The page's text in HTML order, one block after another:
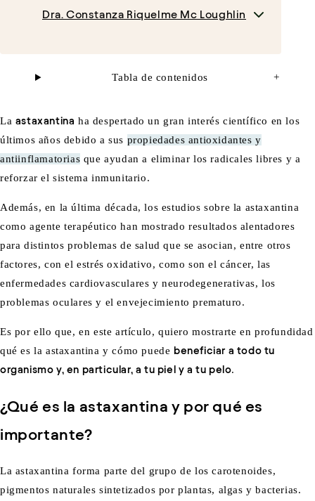
Dra. Constanza Riquelme Mc Loughlin
Tabla de contenidos +
La astaxantina ha despertado un gran interés científico en los
últimos años debido a sus propiedades antioxidantes y
antiinflamatorias que ayudan a eliminar los radicales libres y a
reforzar el sistema inmunitario.
Además, en la última década, los estudios sobre la astaxantina
como agente terapéutico han mostrado resultados alentadores
para distintos problemas de salud que se asocian, entre otros
factores, con el estrés oxidativo, como son el cáncer, las
enfermedades cardiovasculares y neurodegenerativas, los
problemas oculares y el envejecimiento prematuro.
Es por ello que, en este artículo, quiero mostrarte en profundidad
qué es la astaxantina y cómo puede beneficiar a todo tu
organismo y, en particular, a tu piel y a tu pelo.
¿Qué es la astaxantina y por qué es
importante?
La astaxantina forma parte del grupo de los carotenoides,
pigmentos naturales sintetizados por plantas, algas y bacterias.